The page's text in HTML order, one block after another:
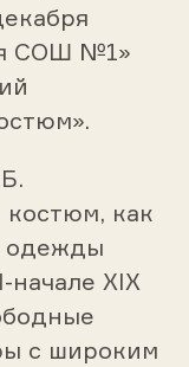
СОШ №1»
костюм, как
одежды
XIX
с широким